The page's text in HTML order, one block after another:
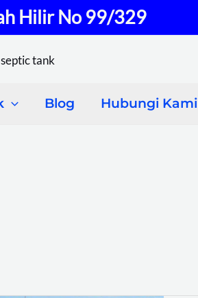
Hilir No 99/329
Blog Hubungi Kami